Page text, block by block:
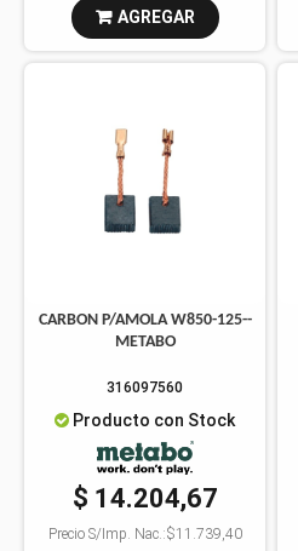
AGREGAR
CARBON P/AMOLA W850-125--
METABO
316097560
Producto con Stock
$ 14.204,67
Precio S/Imp. Nac.:$11.739,40